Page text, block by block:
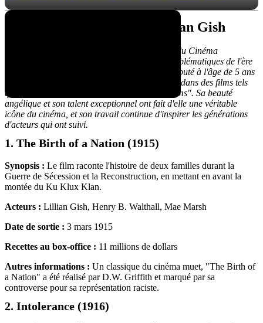
La Légende du Cinéma: Lillian Gish
Lillian Gish, surnommée "La Première Dame du Cinéma
Américain", a été l'une des actrices les plus emblématiques de l'ère
du cinéma muet. Née en 1893, sa carrière a débuté à l'âge de 5 ans
et elle a ensuite enchaîné les rôles mémorables dans des films tels
que "The Birth of a Nation" et "Broken Blossoms". Sa beauté
angélique et son talent exceptionnel ont fait d'elle une véritable
icône du cinéma, et son travail continue d'inspirer les générations
d'acteurs qui ont suivi.
1. The Birth of a Nation (1915)
Synopsis : Le film raconte l'histoire de deux familles durant la
Guerre de Sécession et la Reconstruction, en mettant en avant la
montée du Ku Klux Klan.
Acteurs : Lillian Gish, Henry B. Walthall, Mae Marsh
Date de sortie : 3 mars 1915
Recettes au box-office : 11 millions de dollars
Autres informations : Un classique du cinéma muet, "The Birth of
a Nation" a été réalisé par D.W. Griffith et marqué par sa
controverse pour sa représentation raciste.
2. Intolerance (1916)